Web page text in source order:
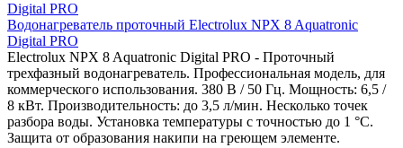
Водонагреватель проточный Electrolux NPX 8 Aquatronic
Digital PRO
Electrolux NPX 8 Aquatronic Digital PRO - Проточный
трехфазный водонагреватель. Профессиональная модель, для
коммерческого использования. 380 В / 50 Гц. Мощность: 6,5 /
8 кВт. Производительность: до 3,5 л/мин. Несколько точек
разбора воды. Установка температуры с точностью до 1 °С.
Защита от образования накипи на греющем элементе.